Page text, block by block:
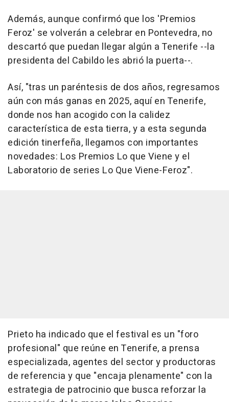
Además, aunque confirmó que los 'Premios
Feroz' se volverán a celebrar en Pontevedra, no
descartó que puedan llegar algún a Tenerife --la
presidenta del Cabildo les abrió la puerta--.
Así, "tras un paréntesis de dos años, regresamos
aún con más ganas en 2025, aquí en Tenerife,
donde nos han acogido con la calidez
característica de esta tierra, y a esta segunda
edición tinerfeña, llegamos con importantes
novedades: Los Premios Lo que Viene y el
Laboratorio de series Lo Que Viene-Feroz".
Prieto ha indicado que el festival es un "foro
profesional" que reúne en Tenerife, a prensa
especializada, agentes del sector y productoras
de referencia y que "encaja plenamente" con la
estrategia de patrocinio que busca reforzar la